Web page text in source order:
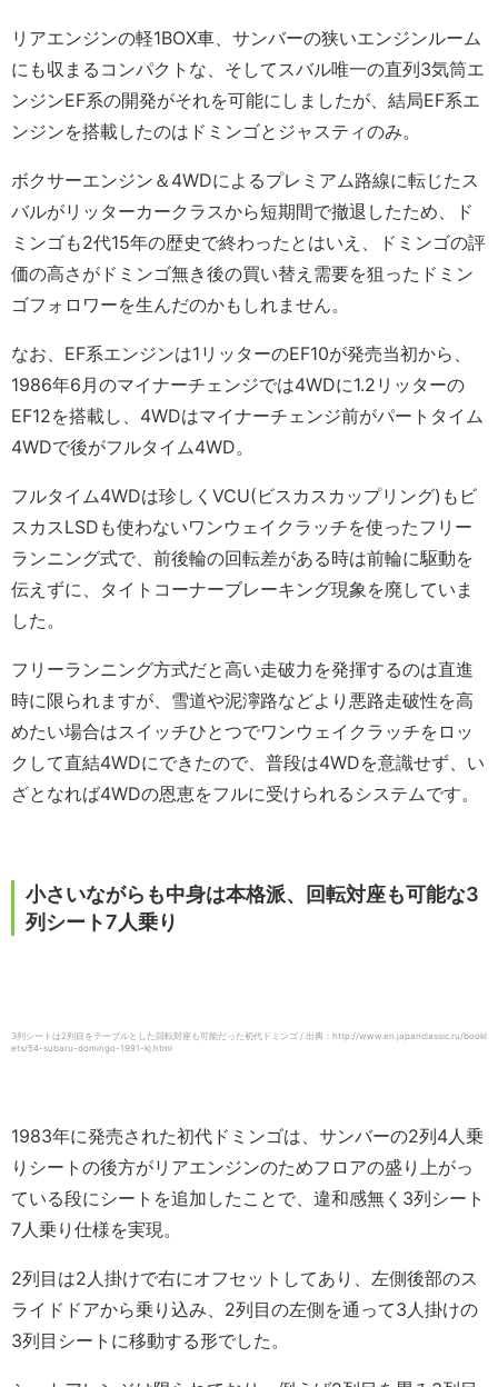
リアエンジンの軽1BOX車、サンバーの狭いエンジンルーム
にも収まるコンパクトな、そしてスバル唯一の直列3気筒エ
ンジンEF系の開発がそれを可能にしましたが、結局EF系エ
ンジンを搭載したのはドミンゴとジャスティのみ。
ボクサーエンジン＆4WDによるプレミアム路線に転じたス
バルがリッターカークラスから短期間で撤退したため、ド
ミンゴも2代15年の歴史で終わったとはいえ、ドミンゴの評
価の高さがドミンゴ無き後の買い替え需要を狙ったドミン
ゴフォロワーを生んだのかもしれません。
なお、EF系エンジンは1リッターのEF10が発売当初から、
1986年6月のマイナーチェンジでは4WDに1.2リッターの
EF12を搭載し、4WDはマイナーチェンジ前がパートタイム
4WDで後がフルタイム4WD。
フルタイム4WDは珍しくVCU(ビスカスカップリング)もビ
スカスLSDも使わないワンウェイクラッチを使ったフリー
ランニング式で、前後輪の回転差がある時は前輪に駆動を
伝えずに、タイトコーナーブレーキング現象を廃していま
した。
フリーランニング方式だと高い走破力を発揮するのは直進
時に限られますが、雪道や泥濘路などより悪路走破性を高
めたい場合はスイッチひとつでワンウェイクラッチをロッ
クして直結4WDにできたので、普段は4WDを意識せず、い
ざとなれば4WDの恩恵をフルに受けられるシステムです。
小さいながらも中身は本格派、回転対座も可能な3
列シート7人乗り
3列シートは2列目をテーブルとした回転対座も可能だった初代ドミンゴ / 出典：http://www.en.japanclassic.ru/bookl
ets/54-subaru-domingo-1991-kj.html
1983年に発売された初代ドミンゴは、サンバーの2列4人乗
りシートの後方がリアエンジンのためフロアの盛り上がっ
ている段にシートを追加したことで、違和感無く3列シート
7人乗り仕様を実現。
2列目は2人掛けで右にオフセットしてあり、左側後部のス
ライドドアから乗り込み、2列目の左側を通って3人掛けの
3列目シートに移動する形でした。